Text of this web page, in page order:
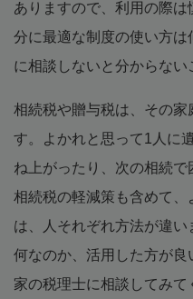
ありますので、利用の際
分に最適な制度の使い方
に相談しないと分からない
相続税や贈与税は、その家
す。よかれと思って1人に
ね上がったり、次の相続で
相続税の軽減策も含めて
は、人それぞれ方法が違
何なのか、活用した方が
家の税理士に相談してみて